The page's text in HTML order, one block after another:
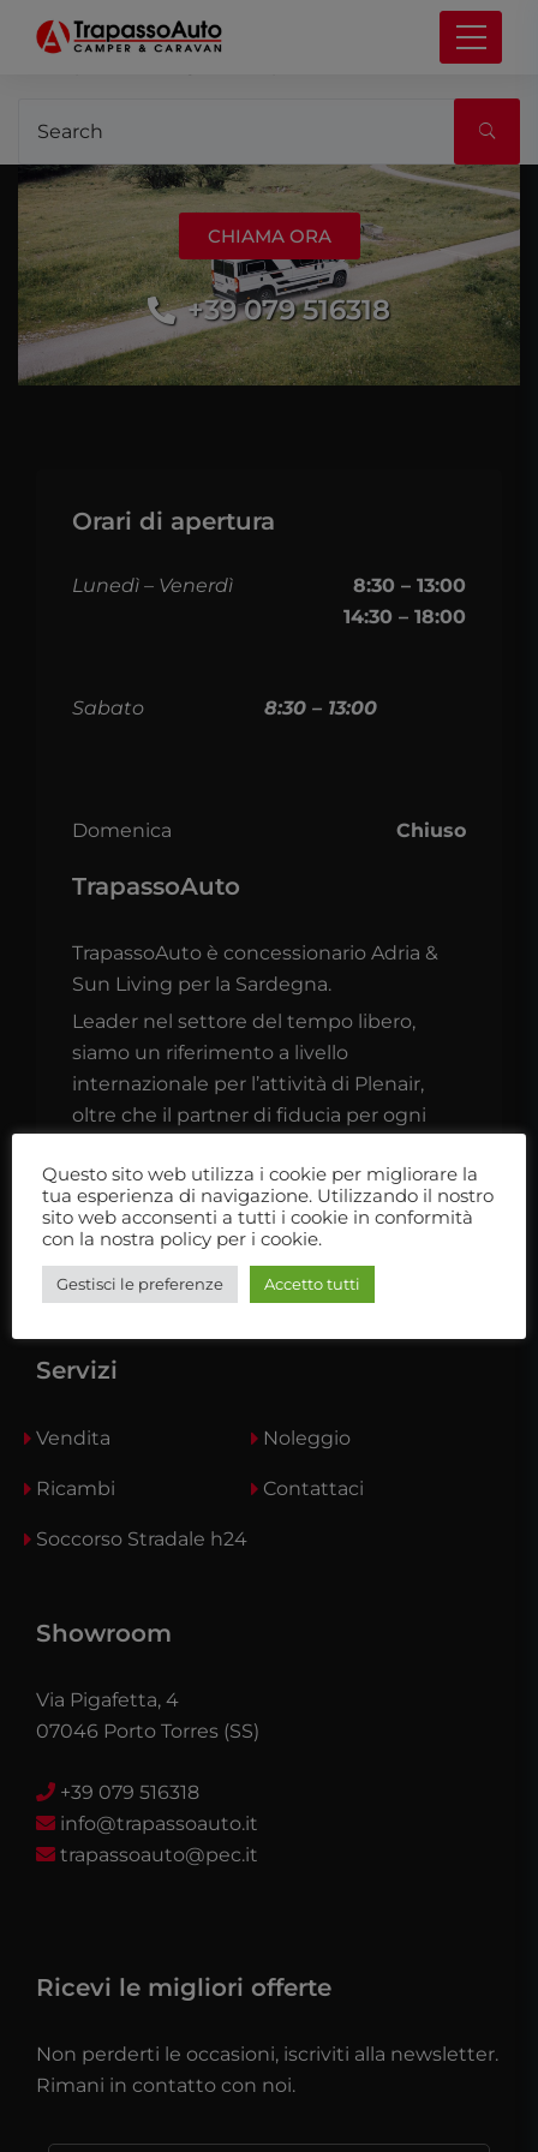
It seems we can’t find what you’re looking for.
CHIAMA ORA
+39 079 516318
Orari di apertura
Lunedì – Venerdì
8:30 – 13:00
14:30 – 18:00
Sabato 8:30 – 13:00
Domenica Chiuso
TrapassoAuto
TrapassoAuto è concessionario Adria &
Sun Living per la Sardegna.
Leader nel settore del tempo libero,
siamo un riferimento a livello
internazionale per l’attività di Plenair,
oltre che il partner di fiducia per ogni
Ti aspettiamo nel nostro showroom
Servizi
Vendita Noleggio
Ricambi Contattaci
Soccorso Stradale h24
Showroom
Via Pigafetta, 4
07046 Porto Torres (SS)
+39 079 516318
info@trapassoauto.it
trapassoauto@pec.it
Ricevi le migliori offerte
Non perderti le occasioni, iscriviti alla newsletter.
Rimani in contatto con noi.
Questo sito web utilizza i cookie per migliorare la
tua esperienza di navigazione. Utilizzando il nostro
sito web acconsenti a tutti i cookie in conformità
con la nostra policy per i cookie.
Gestisci le preferenze Accetto tutti